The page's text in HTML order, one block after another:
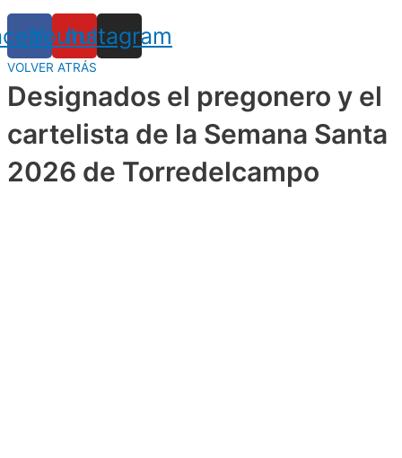
Youtube
Instagram
VOLVER ATRÁS
Designados el pregonero y el
cartelista de la Semana Santa
2026 de Torredelcampo